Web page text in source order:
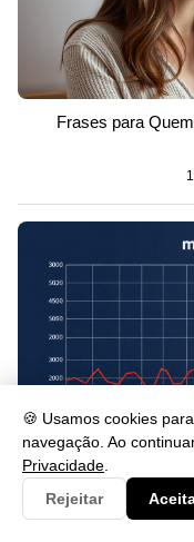
🍪 Usamos cookies
navegação. Ao
Privacidade
Rejeitar
Frases para
Tabela de